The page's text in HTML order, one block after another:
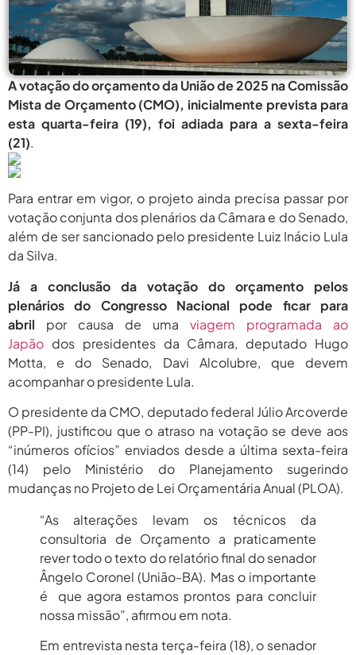
Pais Veem Avanço, Mas Temem
Que Nova Lei...
agosto 5,
2026
Prêmio Mulheres E Ciência Do
CNPq: Terceira Edição...
agosto 5,
2026
Período Eleitoral Para Escolha De
Representantes Do XXII...
agosto
5, 2026
Pais Veem Avanço, Mas Temem
Que Nova Lei...
agosto 5,
2026
Prêmio Mulheres E Ciência Do
agosto 5,
Período Eleitoral Para Escolha De
Representantes Do XXII...
agosto
5, 2026
Protagonismo Nacional Em Ciência E
Tecnologia Depende De...
agosto
5, 2026
Pais Veem Avanço, Mas Temem
2026
Prêmio Mulheres E Ciência Do
CNPq: Terceira Edição...
agosto 5,
2026
A votação do orçamento da União de 2025 na Comissão
Mista de Orçamento (CMO), inicialmente prevista para
esta quarta-feira (19), foi adiada para a sexta-feira
(21).
Para entrar em vigor, o projeto ainda precisa passar por
votação conjunta dos plenários da Câmara e do Senado,
além de ser sancionado pelo presidente Luiz Inácio Lula
da Silva.
Já a conclusão da votação do orçamento pelos
plenários do Congresso Nacional pode ficar para
abril por causa de uma viagem programada ao
Japão dos presidentes da Câmara, deputado Hugo
Motta, e do Senado, Davi Alcolubre, que devem
acompanhar o presidente Lula.
O presidente da CMO, deputado federal Júlio Arcoverde
(PP-PI), justificou que o atraso na votação se deve aos
“inúmeros ofícios” enviados desde a última sexta-feira
(14) pelo Ministério do Planejamento sugerindo
mudanças no Projeto de Lei Orçamentária Anual (PLOA).
“As alterações levam os técnicos da
consultoria de Orçamento a praticamente
rever todo o texto do relatório final do senador
Ângelo Coronel (União-BA). Mas o importante
é que agora estamos prontos para concluir
nossa missão”, afirmou em nota.
Em entrevista nesta terça-feira (18), o senador